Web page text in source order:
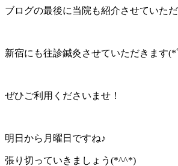
ブログの最後に当院も紹介させていた
新宿にも往診鍼灸させていただきます
ぜひご利用くださいませ！
明日から月曜日ですね♪
張り切っていきましょう(*^^*)